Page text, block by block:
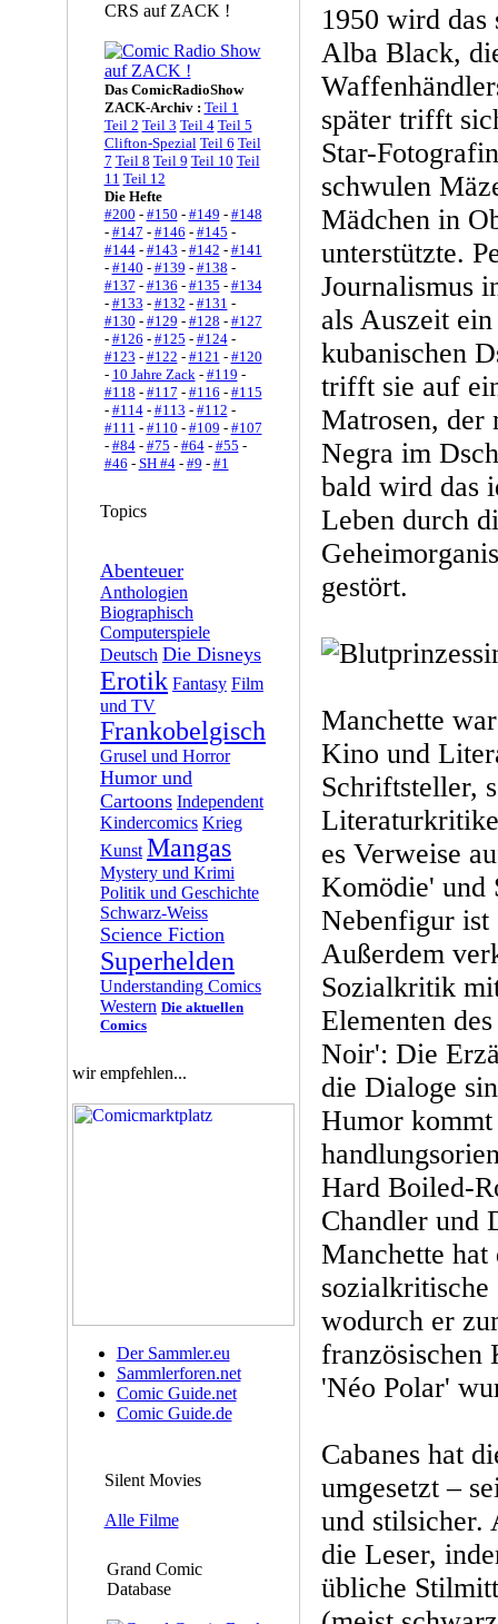
CRS auf ZACK !
Das ComicRadioShow
ZACK-Archiv : Teil 1
Teil 2 Teil 3 Teil 4 Teil 5
Clifton-Spezial Teil 6 Teil
7 Teil 8 Teil 9 Teil 10 Teil
11 Teil 12
Die Hefte
#200 - #150 - #149 - #148
- #147 - #146 - #145 -
#144- #143 - #142 - #141
- #140 - #139 - #138 -
#137 - #136 - #135 - #134
- #133 - #132 - #131 -
#130 - #129 - #128 - #127
- #126 - #125 - #124-
#123 - #122 - #121 - #120
- 10 Jahre Zack- #119 -
#118 - #117 - #116 - #115
- #114- #113 - #112 -
#111 - #110 - #109 - #107
- #84- #75 - #64- #55 -
#46 - SH #4- #9 - #1
Topics
Abenteuer
Anthologien
Biographisch
Computerspiele
Deutsch Die Disneys
Erotik Fantasy Film
und TV
Frankobelgisch
Grusel und Horror
Humor und
Cartoons Independent
Kindercomics Krieg
Kunst Mangas
Mystery und Krimi
Politik und Geschichte
Schwarz-Weiss
Science Fiction
Superhelden
Understanding Comics
Western Die aktuellen
Comics
wir empfehlen...
Der Sammler.eu
Sammlerforen.net
Comic Guide.net
Comic Guide.de
Silent Movies
Alle Filme
Grand Comic
Database
1950 wird das
Alba Black,
später trifft
Star-
schwulen
Mädchen in
unterstützte.
Journalismus
als Auszeit
kubanischen
trifft sie auf
Matrosen, der
Negra im
bald wird das
Leben durch
gestört.
Manchette
Kino und
Schriftsteller,
es Verweise
Komödie' und
Nebenfigur ist
Außerdem
Sozialkritik
Elementen
Noir': Die
die Dialoge
Humor
Hard Boiled-
Chandler und
Manchette hat
wodurch er
französischen
'Néo Polar'
Cabanes hat
umgesetzt –
und stilsicher.
die Leser,
übliche